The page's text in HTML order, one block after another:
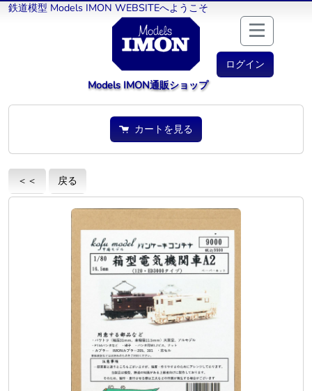
鉄道模型 Models IMON WEBSITEへようこそ
ログイン
Models IMON通販ショップ
カートを見る
＜＜ 戻る